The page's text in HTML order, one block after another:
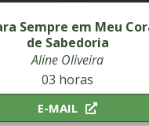
Sempre em Meu
de Sabedoria
Aline Oliveira
03 horas
E-MAIL